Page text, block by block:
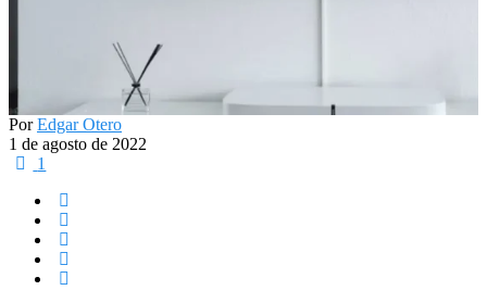
PorEdgar Otero
1 de agosto de 2022
1